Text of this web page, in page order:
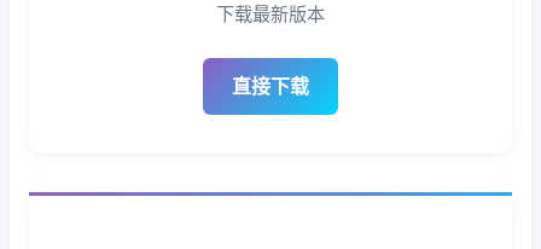
下载最新版本
直接下载